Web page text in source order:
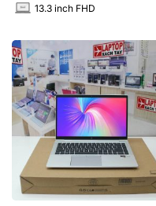
INCH 13.3 inch FHD